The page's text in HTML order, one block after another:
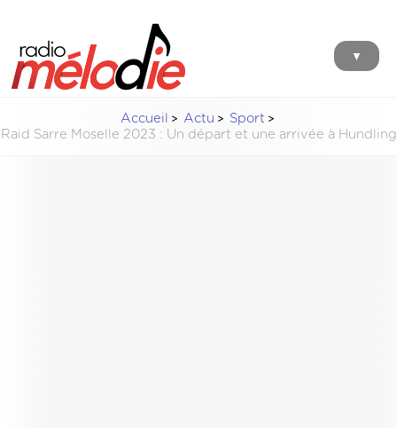
▼
Accueil Actu
Sport
Raid Sarre Moselle 2023 : Un départ et une arrivée à Hundling